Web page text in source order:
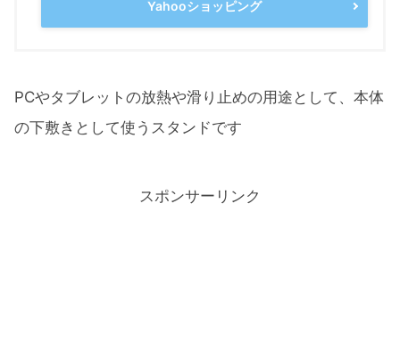
Yahooショッピング
PCやタブレットの放熱や滑り止めの用途として、本体
の下敷きとして使うスタンドです
スポンサーリンク